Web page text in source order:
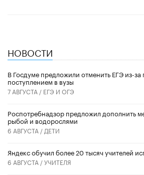
НОВОСТИ
В Госдуме предложили отменить ЕГЭ из-
поступлением в вузы
7 АВГУСТА / ЕГЭ И ОГЭ
Роспотребнадзор предложил дополнить
рыбой и водорослями
6 АВГУСТА / ДЕТИ
​Яндекс обучил более 20 тысяч учителей
6 АВГУСТА /УЧИТЕЛЯ